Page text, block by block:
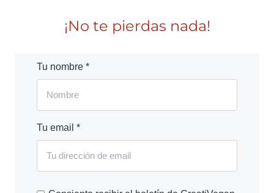
¡No te pierdas nada!
Tu nombre *
Tu email *